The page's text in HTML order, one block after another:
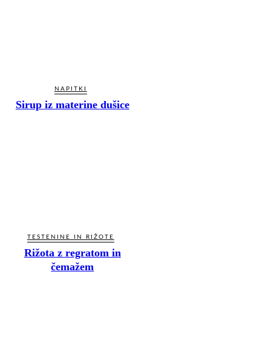
NAPITKI
Sirup iz materine dušice
TESTENINE IN RIŽOTE
Rižota z regratom in
čemažem